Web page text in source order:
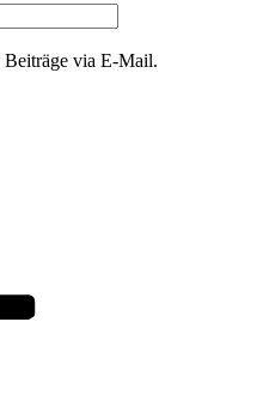
Beiträge via E-Mail.